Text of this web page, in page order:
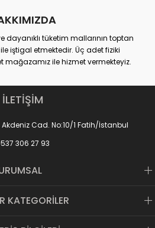
dayanıklı tüketim mallarının toptan
iştigal etmektedir. Üç adet fiziki
mağazamız ile hizmet vermekteyiz.
Mağaza:
10 Fatih-İstanbul
0537 306 81 68
No:221 Fatih-İstanbul
361 97 03
İLETİŞİM
Cad. No:10/1 Fatih/İstanbul
306 27 93
KATEGORİLER